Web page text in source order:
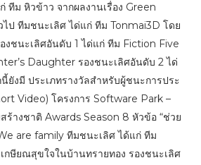
ทีม หิวข้าว จากผลงานเรื่อง Green
ป ทีมชนะเลิศ ได่แก่ ทีม Tonmai3D โดย
งชนะเลิศอันดับ 1 ได่แก่ ทีม Fiction Five
Daughter รองชนะเลิศอันดับ 2 ได่
ยังมี ประเภทรางวัลสำหรับผู้ชนะการประ
Video) โครงการ Software Park –
ร้างชาติ Awards Season 8 หัวข้อ “ช่วย
are family ทีมชนะเลิศ ได้แก่ ทีม
เกษียณสุขใจในบ้านทรายทอง รองชนะเลิศ